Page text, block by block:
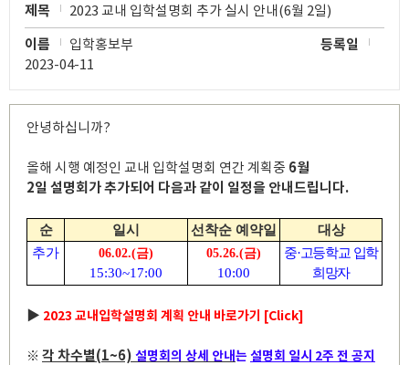
제목
2023 교내 입학설명회 추가 실시 안내(6월 2일)
이름
입학홍보부
등록일
2023-04-11
안녕하십니까?
올해 시행 예정인 교내 입학설명회 연간 계획중 6월
2일 설명회가 추가되어 다음과 같이 일정을 안내드립니다.
순 일시 선착순 예약일
대상
추가
06.02.(금)
15:30~17:00
05.26.(금)
10:00
중·고등학교 입학
희망자
▶ 2023 교내입학설명회 계획 안내 바로가기 [Click]
※ 각 차수별(1~6) 설명회의 상세 안내는 설명회 일시 2주 전 공지